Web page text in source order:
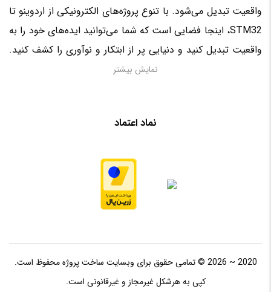
واقعیت تبدیل می‌شود. با تنوع پروژه‌های الکترونیکی از اردوینو تا
STM32، اینجا فضایی است که شما می‌توانید ایده‌های خود را به
واقعیت تبدیل کنید و دنیایی پر از ابتکار و نوآوری را کشف کنید.
منتظر حضور فعال شما در این سرزمین الکترونیکی هستیم!
نمایش بیشتر
نماد اعتماد
2020 ~ 2026 © تمامی حقوق برای وبسایت ساخت پروژه محفوظ است.
کپی به هرشکل غیرمجاز و غیرقانونی است.